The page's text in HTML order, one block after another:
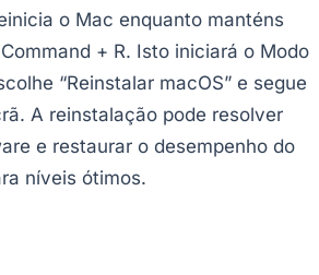
o Mac enquanto manténs
+ R. Isto iniciará o Modo
“Reinstalar macOS” e segue
A reinstalação pode resolver
e restaurar o desempenho do
níveis ótimos.